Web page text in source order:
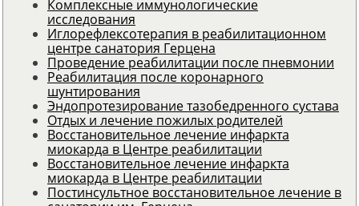
Комплексные иммунологические
исследования
Иглорефлексотерапия в реабилитационном
центре санатория Герцена
Проведение реабилитации после пневмонии
Реабилитация после коронарного
шунтирования
Эндопротезирование тазобедренного сустава
Отдых и лечение пожилых родителей
Восстановительное лечение инфаркта
миокарда в Центре реабилитации
Восстановительное лечение инфаркта
миокарда в Центре реабилитации
Постинсультное восстановительное лечение в